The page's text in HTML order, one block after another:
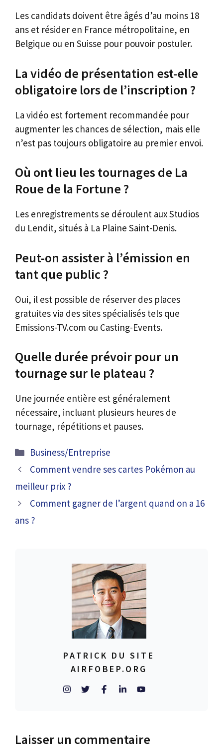
Les candidats doivent être âgés d’au moins 18
ans et résider en France métropolitaine, en
Belgique ou en Suisse pour pouvoir postuler.
La vidéo de présentation est-elle
obligatoire lors de l’inscription ?
La vidéo est fortement recommandée pour
augmenter les chances de sélection, mais elle
n’est pas toujours obligatoire au premier envoi.
Où ont lieu les tournages de La
Roue de la Fortune ?
Les enregistrements se déroulent aux Studios
du Lendit, situés à La Plaine Saint-Denis.
Peut-on assister à l’émission en
tant que public ?
Oui, il est possible de réserver des places
gratuites via des sites spécialisés tels que
Emissions-TV.com ou Casting-Events.
Quelle durée prévoir pour un
tournage sur le plateau ?
Une journée entière est généralement
nécessaire, incluant plusieurs heures de
tournage, répétitions et pauses.
Catégories
Business/Entreprise
Comment vendre ses cartes Pokémon au
meilleur prix ?
Comment gagner de l’argent quand on a 16
ans ?
PATRICK DU SITE
AIRFOBEP.ORG
Laisser un commentaire